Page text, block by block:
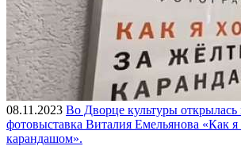
08.11.2023 Во Дворце культуры открылась
фотовыставка Виталия Емельянова «Как
карандашом».